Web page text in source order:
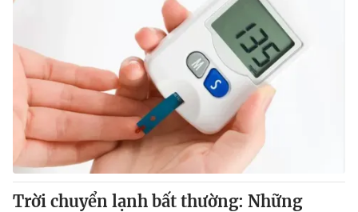
Trời chuyển lạnh bất thường: Những